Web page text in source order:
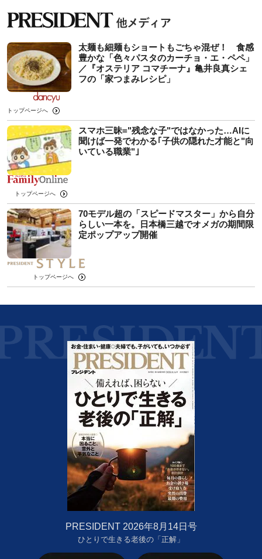
太麺も細麺もショートもごちゃ混ぜ！ 食感
豊かな「色々パスタのカーチョ・エ・ペペ」
／『オステリア コマチーナ』亀井良真シェ
フの「家つまみレシピ」
トップページへ
スマホ三昧="残念な子"ではなかった…AIに
聞けば一発でわかる｢子供の隠れた才能と"向
いている職業"｣
トップページへ
70モデル超の「スピードマスター」から自分
らしい一本を。日本橋三越でオメガの期間限
定ポップアップ開催
トップページへ
PRESIDENT 2026年8月14日号
ひとりで生きる老後の「正解」